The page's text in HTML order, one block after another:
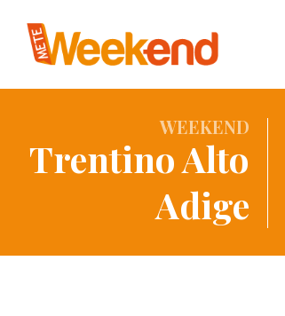
WEEKEND
Trentino Alto
Adige